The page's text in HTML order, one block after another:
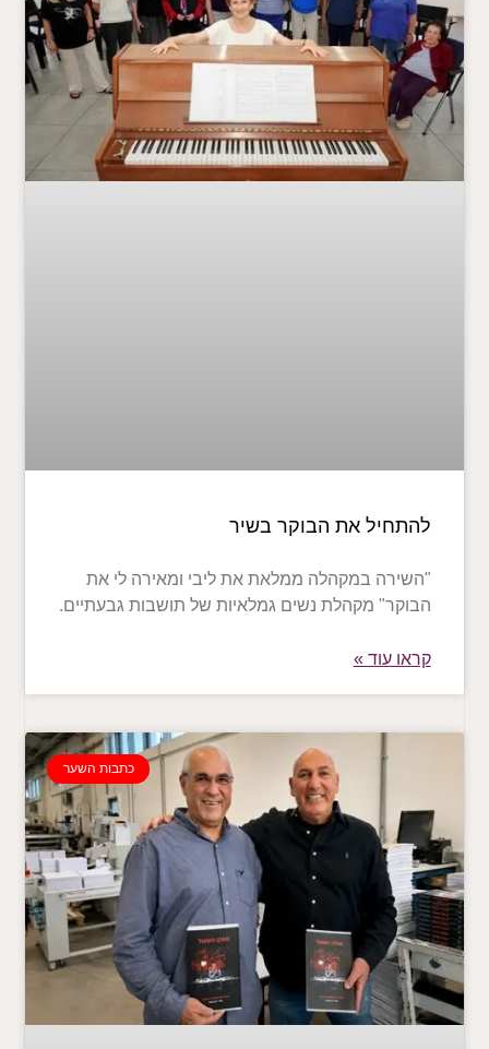
להתחיל את הבוקר בשיר
"השירה במקהלה ממלאת את ליבי ומאירה לי את
הבוקר" מקהלת נשים גמלאיות של תושבות גבעתיים.
קראו עוד »
כתבות השער